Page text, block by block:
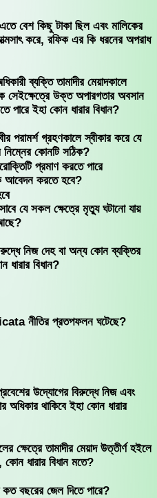
বেশ কিছু টাকা ছিল এবং মালিকের
করে, রফিক এর কি ধরনের অপরাধ
ব্যক্তি তামাদীর মেয়াদকালে
সেইক্ষেত্রে উক্ত অপারগতার অবসান
পারে ইহা কোন ধারার বিধান?
গ্রহণকালে স্বীকার করে যে
কোনটি সঠিক?
প্রমাণ করতে পারে
আবেদন করতে হবে?
যে সকল ক্ষেত্রে মৃত্যু ঘটানো যায়
নিজ দেহ বা অন্য কোন ব্যক্তির
ধারার বিধান?
নীতির প্রতপফলন ঘটেছে?
উদ্যোগের বিরুদ্ধে নিজ এবং
থাকিবে ইহা কোন ধারার
ক্ষেত্রে তামাদীর মেয়াদ উত্তীর্ণ হইলে
ধারার বিধান মতে?
কত বছরের জেল দিতে পারে?